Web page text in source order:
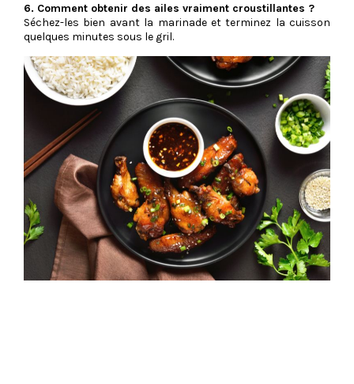
6. Comment obtenir des ailes vraiment croustillantes ?
Séchez-les bien avant la marinade et terminez la cuisson
quelques minutes sous le gril.